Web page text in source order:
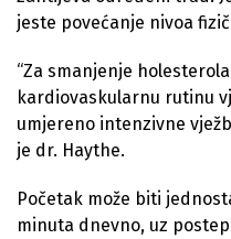
jeste povećanje nivoa
“Za smanjenje
kardiovaskularnu rutinu
umjereno intenzivne
je dr. Haythe.
Početak može biti
minuta dnevno, uz